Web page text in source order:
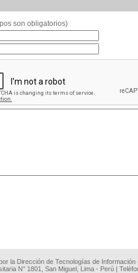
son obligatorios)
la Dirección de Tecnologías de
N° 1801, San Miguel, Lima - Perú |